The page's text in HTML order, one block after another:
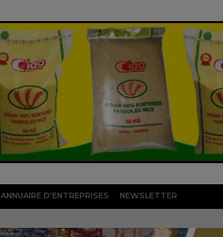
ANNUAIRE D’ENTREPRISES NEWSLETTER